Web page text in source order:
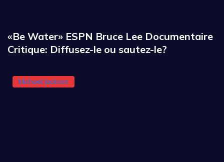
«Be Water» ESPN Bruce Lee Documentaire
Critique: Diffusez-le ou sautez-le?
Michael Jackson